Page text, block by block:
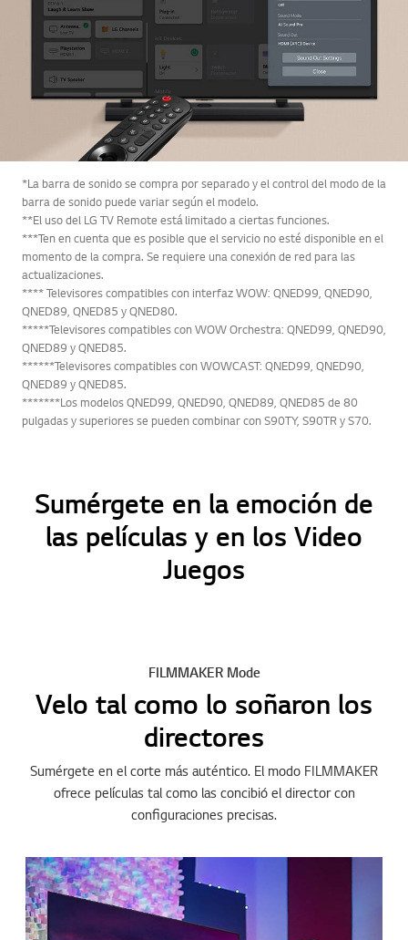
*La barra de sonido se compra por separado y el control del modo de la
barra de sonido puede variar según el modelo.
**El uso del LG TV Remote está limitado a ciertas funciones.
***Ten en cuenta que es posible que el servicio no esté disponible en el
momento de la compra. Se requiere una conexión de red para las
actualizaciones.
**** Televisores compatibles con interfaz WOW: QNED99, QNED90,
QNED89, QNED85 y QNED80.
*****Televisores compatibles con WOW Orchestra: QNED99, QNED90,
QNED89 y QNED85.
******Televisores compatibles con WOWCAST: QNED99, QNED90,
QNED89 y QNED85.
*******Los modelos QNED99, QNED90, QNED89, QNED85 de 80
pulgadas y superiores se pueden combinar con S90TY, S90TR y S70.
Sumérgete en la emoción de
las películas y en los Video
Juegos
FILMMAKER Mode
Velo tal como lo soñaron los
directores
Sumérgete en el corte más auténtico. El modo FILMMAKER
ofrece películas tal como las concibió el director con
configuraciones precisas.